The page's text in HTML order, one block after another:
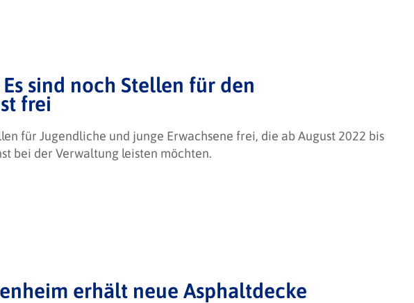
sind noch Stellen für den
frei
für Jugendliche und junge Erwachsene frei, die ab August 2022 bis
bei der Verwaltung leisten möchten.
erhält neue Asphaltdecke